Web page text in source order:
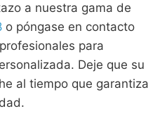
a nuestra gama de
o póngase en contacto
para
Deje que su
al tiempo que garantiza